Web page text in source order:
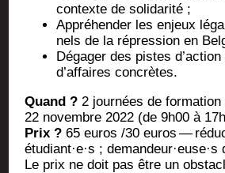
contexte de solidarité ;
Appré­hen­der les enjeux
nels de la répres­sion en
Déga­ger des pistes
d’affaires concrètes.
Quand ? 2 jour­nées de
22 novembre 2022 (de 9h00 à
Prix ? 65 euros /30 euros —
étudiant·e·s ;
Le prix ne doit pas être un